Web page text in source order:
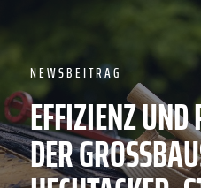
NEWSBEITRAG
EFFIZIENZ
DER